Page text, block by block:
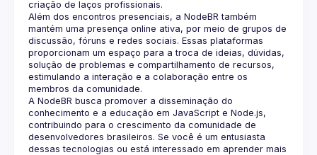
Além dos encontros presenciais, a NodeBR também
mantém uma presença online ativa, por meio de grupos de
discussão, fóruns e redes sociais. Essas plataformas
proporcionam um espaço para a troca de ideias, dúvidas,
solução de problemas e compartilhamento de recursos,
estimulando a interação e a colaboração entre os
A NodeBR busca promover a disseminação do
conhecimento e a educação em JavaScript e Node.js,
contribuindo para o crescimento da comunidade de
desenvolvedores brasileiros. Se você é um entusiasta
dessas tecnologias ou está interessado em aprender mais